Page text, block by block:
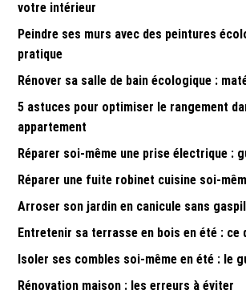
votre intérieur
Peindre ses murs avec des peintures
pratique
Rénover sa salle de bain écologique :
5 astuces pour optimiser le rangement
appartement
Réparer soi-même une prise électrique :
Réparer une fuite robinet cuisine soi-
Arroser son jardin en canicule sans
Entretenir sa terrasse en bois en été : ce
Isoler ses combles soi-même en été : le
Rénovation maison : les erreurs à éviter